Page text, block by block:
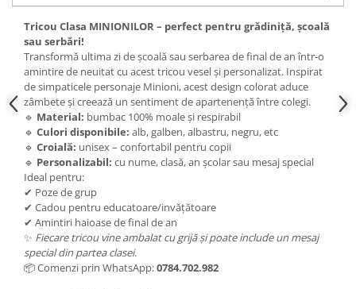
Tricou Clasa MINIONILOR – perfect pentru grădiniță, școală
sau serbări!
Transformă ultima zi de școală sau serbarea de final de an într-o
amintire de neuitat cu acest tricou vesel și personalizat. Inspirat
de simpaticele personaje Minioni, acest design colorat aduce
zâmbete și creează un sentiment de apartenență între colegi.
🔹 Material: bumbac 100% moale și respirabil
🔹 Culori disponibile: alb, galben, albastru, negru, etc
🔹 Croială: unisex – confortabil pentru copii
🔹 Personalizabil: cu nume, clasă, an școlar sau mesaj special
Ideal pentru:
✔ Poze de grup
✔ Cadou pentru educatoare/invățătoare
✔ Amintiri haioase de final de an
✨ Fiecare tricou vine ambalat cu grijă și poate include un mesaj
special din partea clasei.
📦 Comenzi prin WhatsApp:0784.702.982